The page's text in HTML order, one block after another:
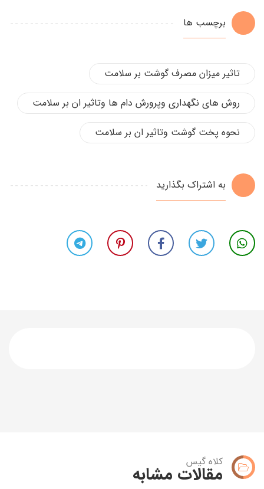
برچسب ها
تاثیر میزان مصرف گوشت بر سلامت
روش های نگهداری وپرورش دام ها وتاثیر ان بر سلامت
نحوه پخت گوشت وتاثیر ان بر سلامت
به اشتراک بگذارید
کلاه گیس
مقالات مشابه